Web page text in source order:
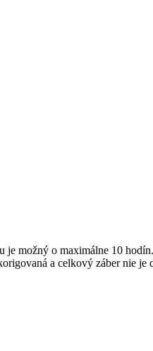
možný o maximálne 10
a celkový záber nie